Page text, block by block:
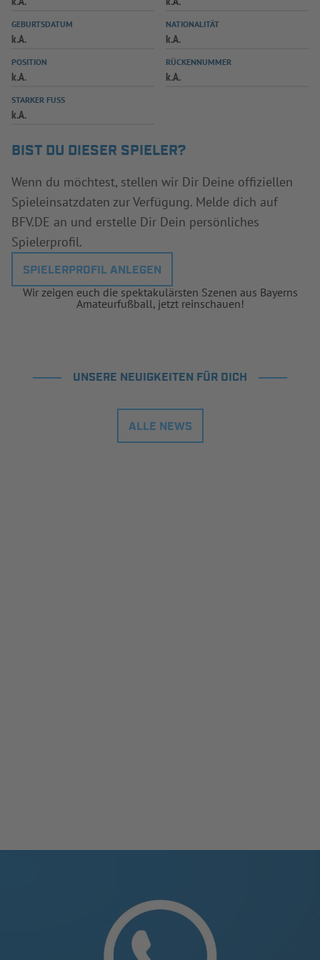
SPIELPLUS
GEBURTSDATUM
k.A.
NATIONALITÄT
k.A.
POSITION
k.A.
RÜCKENNUMMER
k.A.
STARKER FUSS
k.A.
BIST DU DIESER SPIELER?
Wenn du möchtest, stellen wir Dir Deine offiziellen
Spieleinsatzdaten zur Verfügung. Melde dich auf
BFV.DE an und erstelle Dir Dein persönliches
Spielerprofil.
SPIELERPROFIL ANLEGEN
Wir zeigen euch die spektakulärsten Szenen aus Bayerns
Amateurfußball, jetzt reinschauen!
UNSERE NEUIGKEITEN FÜR DICH
ALLE NEWS